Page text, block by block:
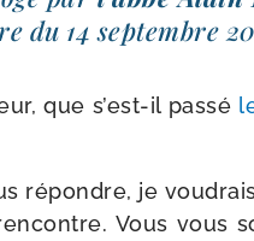
du 14 sep­tembre
que s’est-​il pas­sé
répondre, je
Vous vous